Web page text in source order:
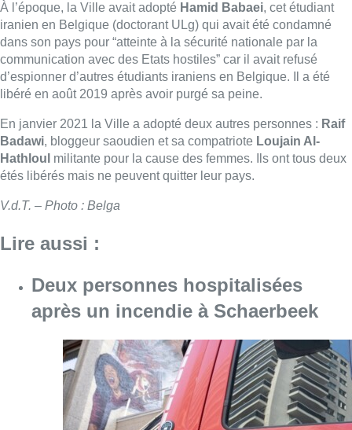
À l’époque, la Ville avait adopté Hamid Babaei, cet étudiant
iranien en Belgique (doctorant ULg) qui avait été condamné
dans son pays pour “atteinte à la sécurité nationale par la
communication avec des Etats hostiles” car il avait refusé
d’espionner d’autres étudiants iraniens en Belgique. Il a été
libéré en août 2019 après avoir purgé sa peine.
En janvier 2021 la Ville a adopté deux autres personnes : Raif
Badawi, bloggeur saoudien et sa compatriote Loujain Al-
Hathloul militante pour la cause des femmes. Ils ont tous deux
étés libérés mais ne peuvent quitter leur pays.
V.d.T. – Photo : Belga
Lire aussi :
Deux personnes hospitalisées
après un incendie à Schaerbeek